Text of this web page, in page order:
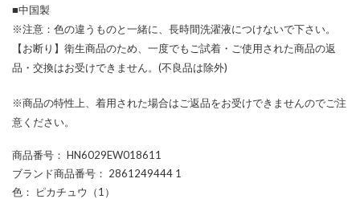
■中国製
※注意：色の違うものと一緒に、長時間洗濯液につけないで下さい。
【お断り】衛生商品のため、一度でもご試着・ご使用された商品の返
品・交換はお受けできません。(不良品は除外)
※商品の特性上、着用された場合はご返品をお受けできませんのでご注
意ください。
商品番号 ： HN6029EW018611
ブランド商品番号 ： 2861249444 1
色 ： ピカチュウ（1）